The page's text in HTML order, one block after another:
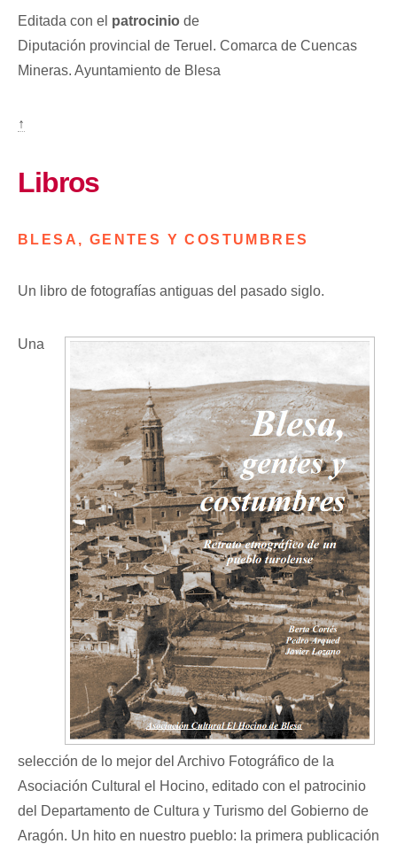
Editada con el patrocinio de
Diputación provincial de Teruel. Comarca de Cuencas
Mineras. Ayuntamiento de Blesa
↑
Libros
BLESA, GENTES Y COSTUMBRES
Un libro de fotografías antiguas del pasado siglo.
Una
selección de lo mejor del Archivo Fotográfico de la
Asociación Cultural el Hocino, editado con el patrocinio
del Departamento de Cultura y Turismo del Gobierno de
Aragón. Un hito en nuestro pueblo: la primera publicación